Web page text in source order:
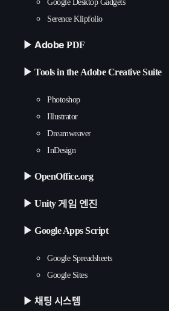
Google Desktop Gadgets
Serence Klipfolio
▶AdobePDF
▶ Tools in the Adobe Creative Suite
Photoshop
Illustrator
Dreamweaver
InDesign
▶ OpenOffice.org
▶ Unity 게임 엔진
▶ Google Apps Script
Google Spreadsheets
Google Sites
▶채팅 시스템